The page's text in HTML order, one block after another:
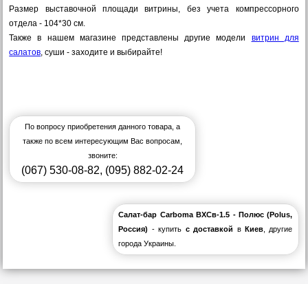
Размер выставочной площади витрины, без учета компрессорного
отдела - 104*30 см.
Также в нашем магазине представлены другие модели витрин для
салатов, суши - заходите и выбирайте!
По вопросу приобретения данного товара, а
также по всем интересующим Вас вопросам,
звоните:
(067) 530-08-82, (095) 882-02-24
Салат-бар Сarboma ВХСв-1.5 - Полюс (Polus,
Россия) - купить с доставкой в Киев, другие
города Украины.